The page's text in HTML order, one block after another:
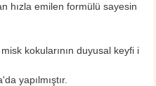
hızla emilen formülü sayesin
kokularının duyusal keyfi i
yapılmıştır.